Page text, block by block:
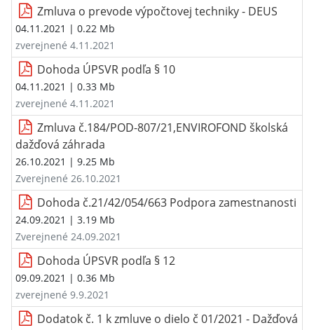
Zmluva o prevode výpočtovej techniky - DEUS
04.11.2021 | 0.22 Mb
zverejnené 4.11.2021
Dohoda ÚPSVR podľa § 10
04.11.2021 | 0.33 Mb
zverejnené 4.11.2021
Zmluva č.184/POD-807/21,ENVIROFOND školská
dažďová záhrada
26.10.2021 | 9.25 Mb
Zverejnené 26.10.2021
Dohoda č.21/42/054/663 Podpora zamestnanosti
24.09.2021 | 3.19 Mb
Zverejnené 24.09.2021
Dohoda ÚPSVR podľa § 12
09.09.2021 | 0.36 Mb
zverejnené 9.9.2021
Dodatok č. 1 k zmluve o dielo č 01/2021 - Dažďová